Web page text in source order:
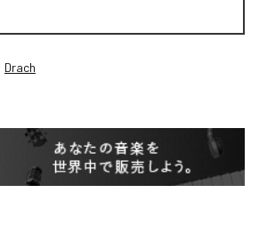
Drach